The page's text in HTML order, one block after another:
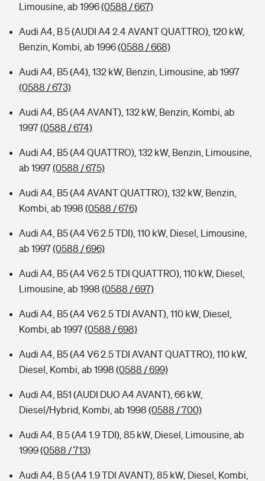
Limousine, ab 1996(0588 / 667)
Audi A4, B 5 (AUDI A4 2.4 AVANT QUATTRO), 120 kW,
Benzin, Kombi, ab 1996(0588 / 668)
Audi A4, B5 (A4), 132 kW, Benzin, Limousine, ab 1997
(0588 / 673)
Audi A4, B5 (A4 AVANT), 132 kW, Benzin, Kombi, ab
1997(0588 / 674)
Audi A4, B5 (A4 QUATTRO), 132 kW, Benzin, Limousine,
ab 1997(0588 / 675)
Audi A4, B5 (A4 AVANT QUATTRO), 132 kW, Benzin,
Kombi, ab 1998 (0588 / 676)
Audi A4, B5 (A4 V6 2.5 TDI), 110 kW, Diesel, Limousine,
ab 1997(0588 / 696)
Audi A4, B5 (A4 V6 2.5 TDI QUATTRO), 110 kW, Diesel,
Limousine, ab 1998 (0588 / 697)
Audi A4, B5 (A4 V6 2.5 TDI AVANT), 110 kW, Diesel,
Kombi, ab 1997(0588 / 698)
Audi A4, B5 (A4 V6 2.5 TDI AVANT QUATTRO), 110 kW,
Diesel, Kombi, ab 1998 (0588 / 699)
Audi A4, B51 (AUDI DUO A4 AVANT), 66 kW,
Diesel/Hybrid, Kombi, ab 1998 (0588 / 700)
Audi A4, B 5 (A4 1.9 TDI), 85 kW, Diesel, Limousine, ab
1999(0588 / 713)
Audi A4, B 5 (A4 1.9 TDI AVANT), 85 kW, Diesel, Kombi,